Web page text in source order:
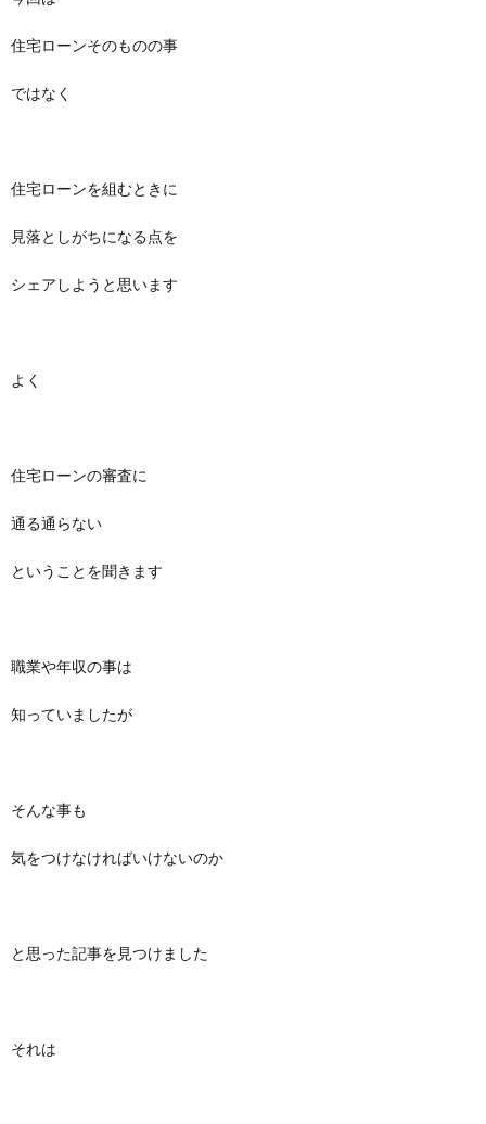
住宅ローンそのものの事
ではなく
住宅ローンを組むときに
見落としがちになる点を
シェアしようと思います
よく
住宅ローンの審査に
通る通らない
ということを聞きます
職業や年収の事は
知っていましたが
そんな事も
気をつけなければいけないのか
と思った記事を見つけました
それは